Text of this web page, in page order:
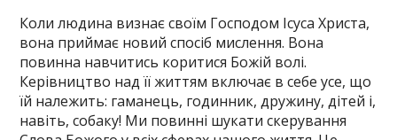
Коли людина визнає своїм Господом Ісуса Христа,
вона приймає новий спосіб мислення. Вона
повинна навчитись коритися Божій волі.
Керівництво над її життям включає в себе усе, що
їй належить: гаманець, годинник, дружину, дітей і,
навіть, собаку! Ми повинні шукати скерування